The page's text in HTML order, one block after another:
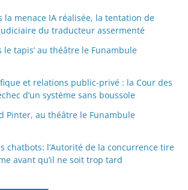
la menace IA réalisée, la tentation de
du traducteur assermenté
le tapis’ au théâtre le Funambule
et relations public-privé : la Cour des
d’un système sans boussole
Pinter, au théâtre le Funambule
chatbots: l’Autorité de la concurrence tire
avant qu’il ne soit trop tard